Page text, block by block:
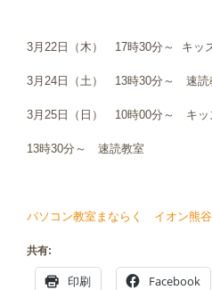
3月22日（木） 17時30分～ キッ
3月24日（土） 13時30分～ 速読
3月25日（日） 10時00分～ キッ
13時30分～ 速読教室
パソコン教室まならく イオン熊
共有:
印刷 Facebook